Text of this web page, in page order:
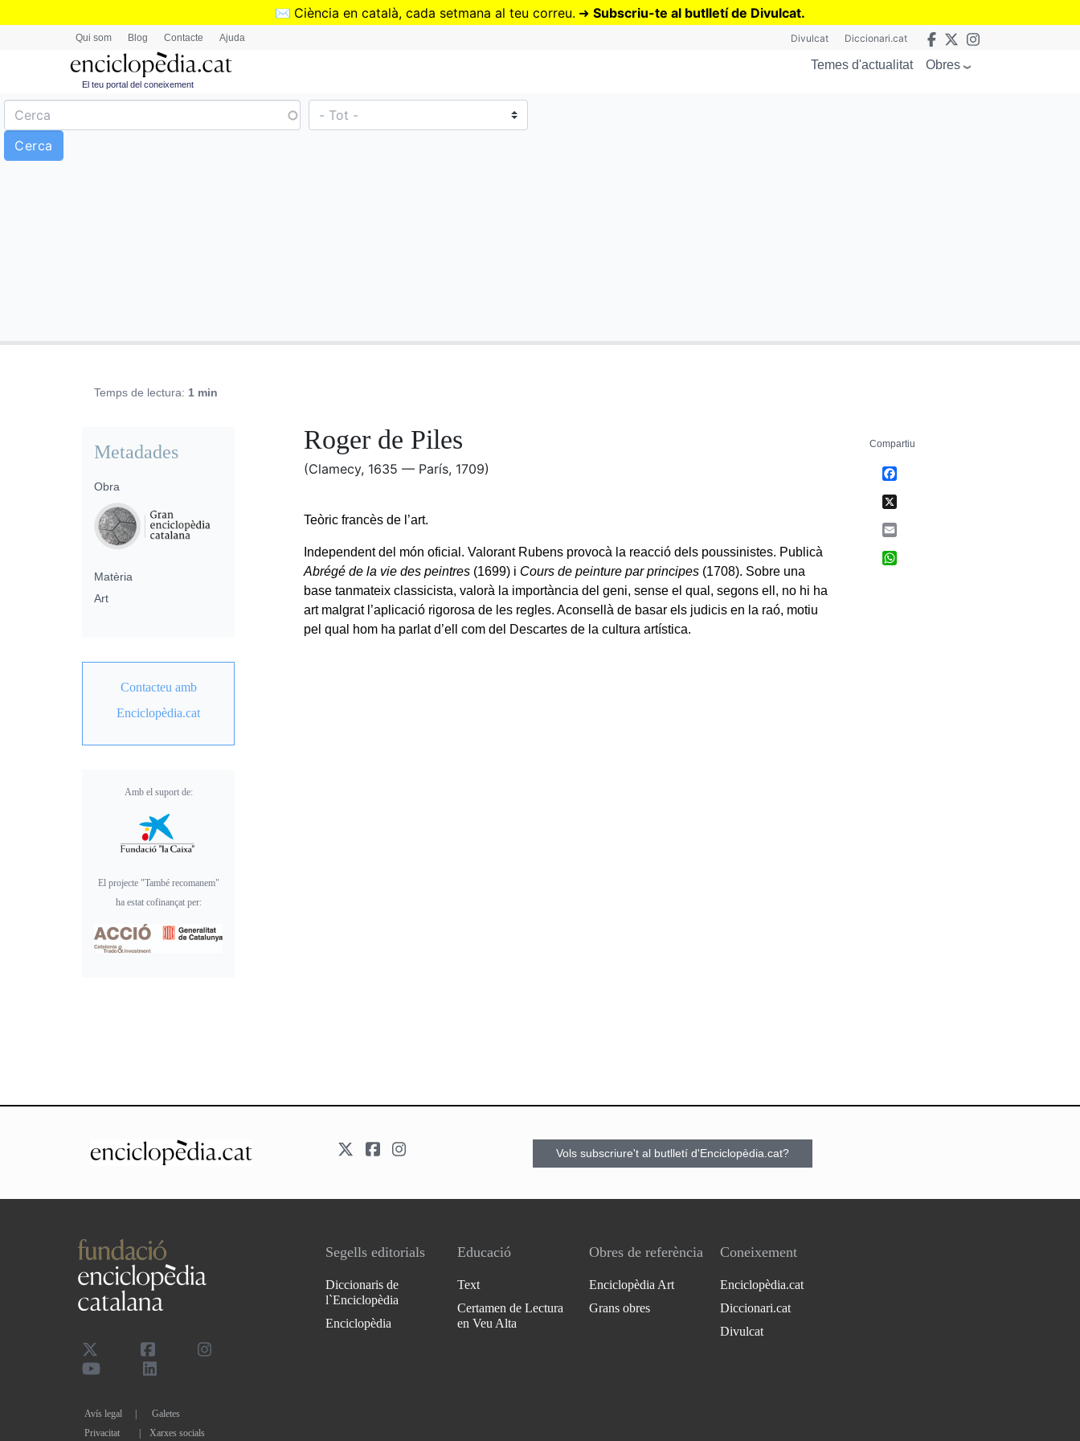
Vés
✉️ Ciència en català, cada setmana al teu correu. ➜ Subscriu-te al butlletí de Divulcat.
Qui som Blog Contacte Ajuda Divulcat Diccionari.cat
El teu portal del coneixement
Temes d'actualitat Obres
Temps de lectura: 1 min
Roger de Piles
(Clamecy, 1635 — París, 1709)
Teòric francès de l’art.
Independent del món oficial. Valorant Rubens provocà la reacció dels poussinistes. Publicà
Abrégé de la vie des peintres (1699) i Cours de peinture par principes (1708). Sobre una
base tanmateix classicista, valorà la importància del geni, sense el qual, segons ell, no hi ha
art malgrat l’aplicació rigorosa de les regles. Aconsellà de basar els judicis en la raó, motiu
pel qual hom ha parlat d’ell com del Descartes de la cultura artística.
Metadades
Obra
Matèria
Art
Contacteu amb
Enciclopèdia.cat
Amb el suport de:
El projecte "També recomanem"
ha estat cofinançat per:
Compartiu
Vols subscriure't al butlletí d'Enciclopèdia.cat?
Avís legal
Galetes
Privacitat
| Xarxes socials
Segells editorials
Diccionaris de
l`Enciclopèdia
Enciclopèdia
Educació
Text
Certamen de Lectura
en Veu Alta
Obres de referència
Enciclopèdia Art
Grans obres
Coneixement
Enciclopèdia.cat
Diccionari.cat
Divulcat